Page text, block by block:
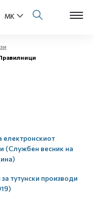
(Службен весник на
тутунски производи